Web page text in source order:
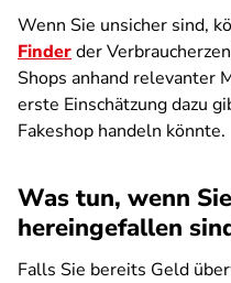
Wenn Sie unsicher sind,
Finderder
Shops anhand relevanter
erste Einschätzung dazu
Fakeshop handeln könnte.
Was tun, wenn
hereingefallen
Falls Sie bereits Geld